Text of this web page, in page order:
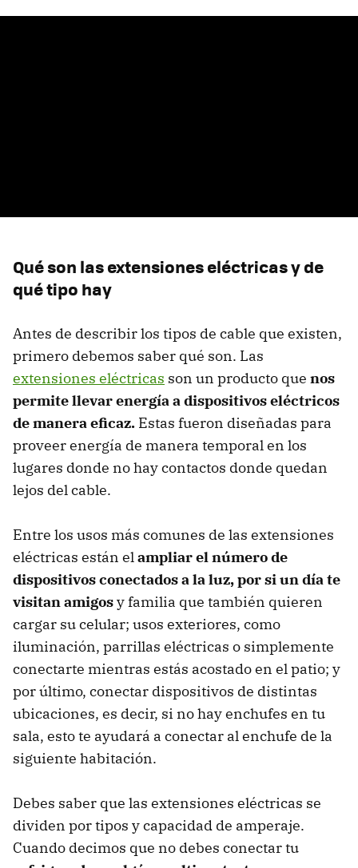
Qué son las extensiones eléctricas y de
qué tipo hay
Antes de describir los tipos de cable que existen,
primero debemos saber qué son. Las
extensiones eléctricas son un producto que nos
permite llevar energía a dispositivos eléctricos
de manera eficaz. Estas fueron diseñadas para
proveer energía de manera temporal en los
lugares donde no hay contactos donde quedan
lejos del cable.
Entre los usos más comunes de las extensiones
eléctricas están elampliar el número de
dispositivos conectados a la luz, por si un día te
visitan amigosy familia que también quieren
cargar su celular; usos exteriores, como
iluminación, parrillas eléctricas o simplemente
conectarte mientras estás acostado en el patio; y
por último, conectar dispositivos de distintas
ubicaciones, es decir, si no hay enchufes en tu
sala, esto te ayudará a conectar al enchufe de la
siguiente habitación.
Debes saber que las extensiones eléctricas se
dividen por tipos y capacidad de amperaje.
Cuando decimos que no debes conectar tu